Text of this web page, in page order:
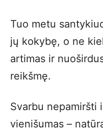
Tuo metu
jų kokybę, o ne
artimas ir
reikšmę.
Svarbu nepamiršti
vienišumas –